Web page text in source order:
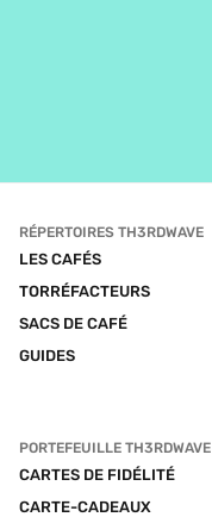
RÉPERTOIRES TH3RDWAVE
LES CAFÉS
TORRÉFACTEURS
SACS DE CAFÉ
GUIDES
PORTEFEUILLE TH3RDWAVE
CARTES DE FIDÉLITÉ
CARTE-CADEAUX